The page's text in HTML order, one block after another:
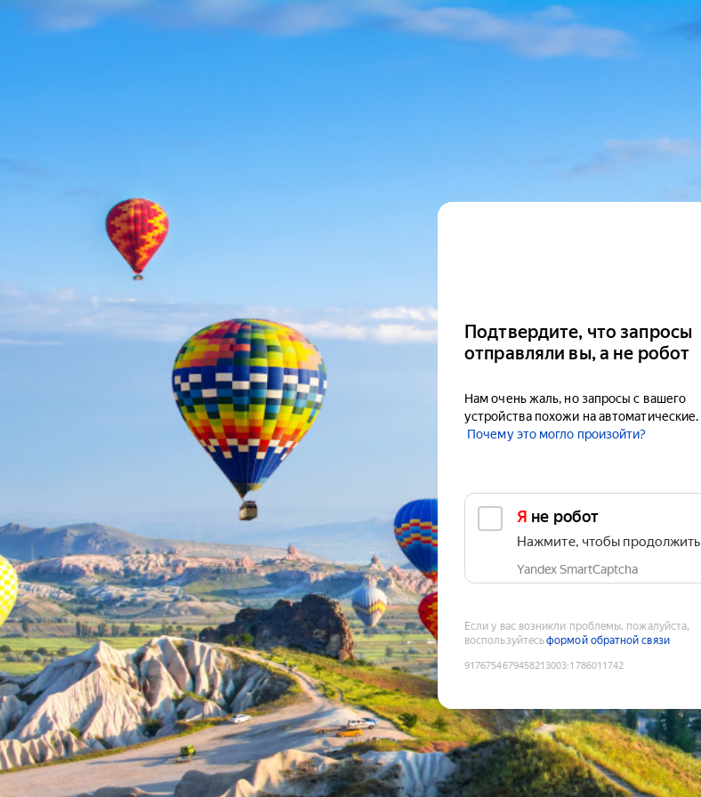
Подтвердите, что запросы
отправляли вы, а не робот
Нам очень жаль, но запросы с вашего
устройства похожи на автоматические.
Почему это могло произойти?
Я не робот
Нажмите, чтобы продолжить
Yandex SmartCaptcha
Если у вас возникли проблемы, пожалуйста,
воспользуйтесьформой обратной связи
9176754679458213003:1786011742